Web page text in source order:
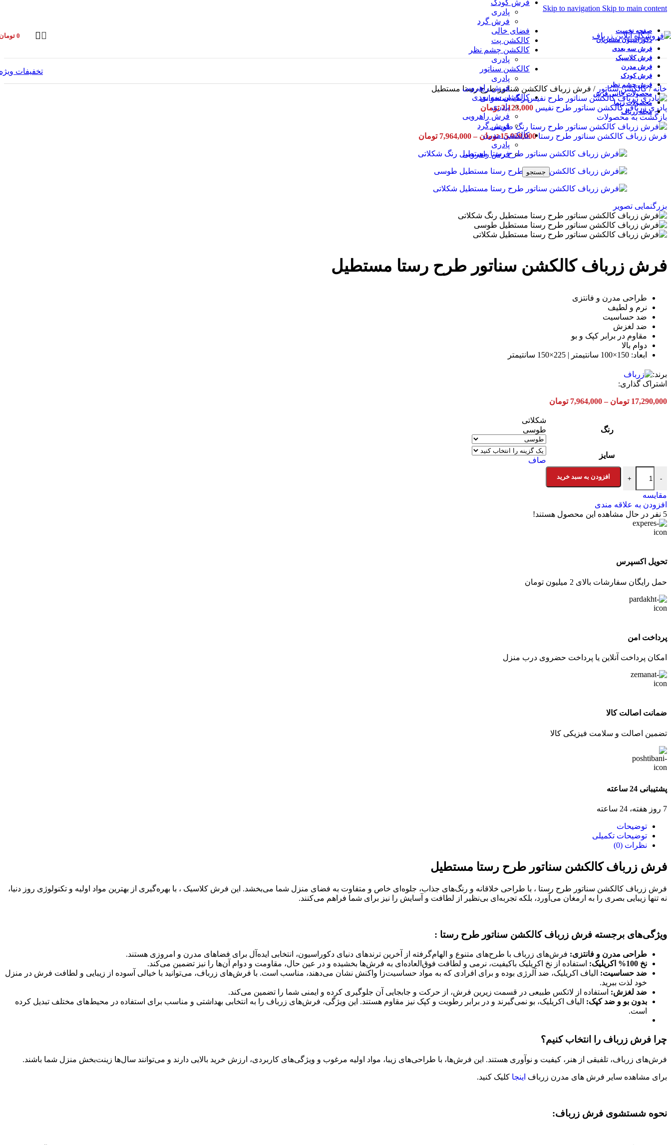
Skip to navigation Skip to main content
فرش کودک
پادری
فرش گرد
فضای خالی
کالکشن پت
کالکشن چشم نظر
پادری
کالکشن سناتور
پادری
فرش راهرویی
کالکشن سه بعدی
پادری
فرش راهرویی
فرش گرد
کالکشن مدرن
پادری
فرش راهرویی
جستجو
0
صفحه نخست
دکوراسیون مشتریان
فرش سه بعدی
فرش کلاسیک
فرش مدرن
فرش کودک
فرش چشم نظر
محصولات جانبی فرش
محصولات زیما
مجله زرباف
تخفیفات
خانه/ کالکشن سناتور/ فرش زرباف کالکشن سناتور طرح رستا مستطیل
پادری زرباف کالکشن سناتور طرح نفیس 2,123,000 تومان
بازگشت به محصولات
فرش زرباف کالکشن سناتور طرح رستا15,928,000 تومان –
7,964,000 تومان
بزرگنمایی تصویر
فرش زرباف کالکشن سناتور طرح رستا مستطیل
طراحی مدرن و فانتزی
نرم و لطیف
ضد حساسیت
ضد لغزش
مقاوم در برابر کپک و بو
دوام بالا
ابعاد: 150×100 سانتیمتر | 225×150 سانتیمتر
برند:
اشتراک گذاری:
17,290,000 تومان –
7,964,000 تومان
through
17,290,000 تومان
رنگ
شکلاتی
طوسی
سایز
صاف
-
فرش زرباف کالکشن سناتور طرح رستا مستطیل عدد
+ افزودن به سبد خرید
مقایسه
افزودن به علاقه مندی
5 نفر در حال مشاهده این محصول هستند!
تحویل اکسپرس
حمل رایگان سفارشات بالای 2 میلیون تومان
پرداخت امن
امکان پرداخت آنلاین یا پرداخت حضروی درب منزل
ضمانت اصالت کالا
تضمین اصالت و سلامت فیزیکی کالا
پشتیبانی 24 ساعته
7 روز هفته، 24 ساعته
توضیحات
توضیحات تکمیلی
نظرات (0)
فرش زرباف کالکشن سناتور طرح رستا مستطیل
فرش زرباف کالکشن سناتور طرح رستا ، با طراحی‌ خلاقانه و رنگ‌های جذاب، جلوه‌ای خاص و متفاوت به فضای منزل شما می‌بخشد. این فرش‌ کلاسیک ، با بهره‌گیری از بهترین مواد اولیه و تکنولوژی روز دنیا،
نه تنها زیبایی بصری را به ارمغان می‌آورد، بلکه تجربه‌ای بی‌نظیر از لطافت و آسایش را نیز برای شما فراهم می‌کنند.
ویژگی‌های برجسته فرش زرباف کالکشن سناتور طرح رستا :
طراحی مدرن و فانتزی: فرش‌های زرباف با طرح‌های متنوع و الهام‌گرفته از آخرین ترندهای دنیای دکوراسیون، انتخابی ایده‌آل برای فضاهای مدرن و امروزی هستند.
نخ 100% اکریلیک:
استفاده از نخ اکریلیک باکیفیت، نرمی و لطافت فوق‌العاده‌ای به فرش‌ها بخشیده و در عین حال، مقاومت و دوام آن‌ها را نیز تضمین می‌کند.
ضد حساسیت: الیاف اکریلیک، ضد آلرژی بوده و برای افرادی که به مواد حساسیت‌زا واکنش نشان می‌دهند، مناسب است. با فرش‌های زرباف، می‌توانید با خیالی آسوده از زیبایی و لطافت فرش در منزل
خود لذت ببرید.
ضد لغزش: استفاده از لاتکس طبیعی در قسمت زیرین فرش، از حرکت و جابجایی آن جلوگیری کرده و ایمنی شما را تضمین می‌کند.
بدون بو و ضد کپک: الیاف اکریلیک، بو نمی‌گیرند و در برابر رطوبت و کپک نیز مقاوم هستند. این ویژگی، فرش‌های زرباف را به انتخابی بهداشتی و مناسب برای استفاده در محیط‌های مختلف تبدیل کرده
است.
چرا فرش زرباف را انتخاب کنیم؟
فرش‌های زرباف، تلفیقی از هنر، کیفیت و نوآوری هستند. این فرش‌ها، با طراحی‌های زیبا، مواد اولیه مرغوب و ویژگی‌های کاربردی، ارزش خرید بالایی دارند و می‌توانند سال‌ها زینت‌بخش منزل شما باشند.
برای مشاهده سایر فرش های مدرن زرباف اینجا کلیک کنید.
نحوه شستشوی فرش زرباف: